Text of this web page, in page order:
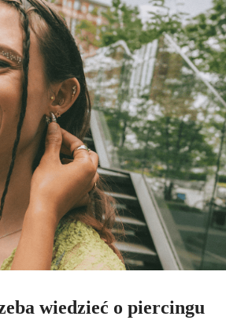
wiedzieć o piercingu